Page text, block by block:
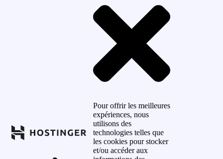
Pour offrir les meilleures
expériences, nous
utilisons des
technologies telles que
les cookies pour stocker
et/ou accéder aux